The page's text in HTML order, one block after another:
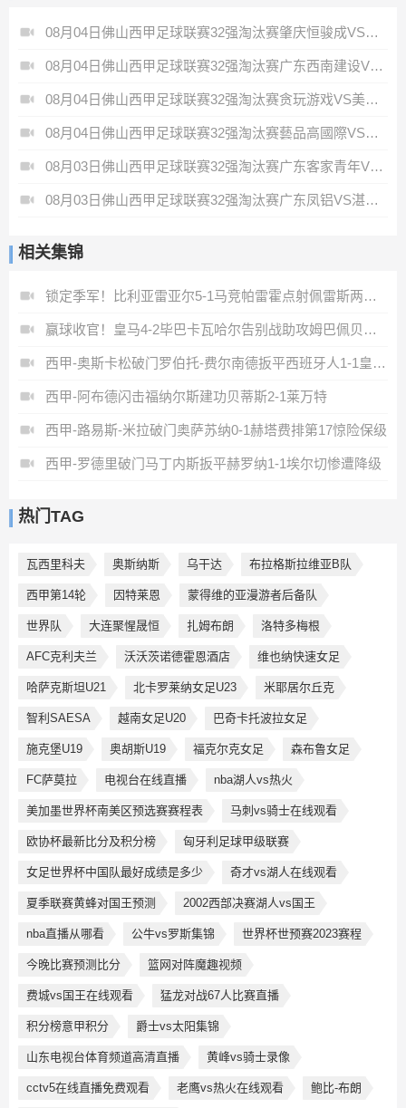
08月04日佛山西甲足球联赛32强淘汰赛肇庆恒骏成VS三七互娱全场录像
08月04日佛山西甲足球联赛32强淘汰赛广东西南建设VS香港圣徒全场录像
08月04日佛山西甲足球联赛32强淘汰赛贪玩游戏VS美的薪火全场录像
08月04日佛山西甲足球联赛32强淘汰赛藝品高國際VS湛江狂狼·粵辉能源全场录像
08月03日佛山西甲足球联赛32强淘汰赛广东客家青年VS广州英华思力U17全场录像
08月03日佛山西甲足球联赛32强淘汰赛广东凤铝VS湛江八部科技全场录像
相关集锦
锁定季军！比利亚雷亚尔5-1马竞帕雷霍点射佩雷斯两射一传
赢球收官！皇马4-2毕巴卡瓦哈尔告别战助攻姆巴佩贝林厄姆破门
西甲-奥斯卡松破门罗伯托-费尔南德扳平西班牙人1-1皇家社会
西甲-阿布德闪击福纳尔斯建功贝蒂斯2-1莱万特
西甲-路易斯-米拉破门奥萨苏纳0-1赫塔费排第17惊险保级
西甲-罗德里破门马丁内斯扳平赫罗纳1-1埃尔切惨遭降级
热门TAG
瓦西里科夫 奥斯纳斯 乌干达 布拉格斯拉维亚B队
西甲第14轮 因特莱恩 蒙得维的亚漫游者后备队
世界队 大连聚惺晟恒 扎姆布朗 洛特多梅根
AFC克利夫兰 沃沃茨诺德霍恩酒店 维也纳快速女足
哈萨克斯坦U21 北卡罗莱纳女足U23 米耶居尔丘克
智利SAESA 越南女足U20 巴奇卡托波拉女足
施克堡U19 奥胡斯U19 福克尔克女足 森布鲁女足
FC萨莫拉 电视台在线直播 nba湖人vs热火
美加墨世界杯南美区预选赛赛程表 马刺vs骑士在线观看
欧协杯最新比分及积分榜 匈牙利足球甲级联赛
女足世界杯中国队最好成绩是多少 奇才vs湖人在线观看
夏季联赛黄蜂对国王预测 2002西部决赛湖人vs国王
nba直播从哪看 公牛vs罗斯集锦 世界杯世预赛2023赛程
今晚比赛预测比分 篮网对阵魔趣视频
费城vs国王在线观看 猛龙对战67人比赛直播
积分榜意甲积分 爵士vs太阳集锦
山东电视台体育频道高清直播 黄峰vs骑士录像
cctv5在线直播免费观看 老鹰vs热火在线观看 鲍比-布朗